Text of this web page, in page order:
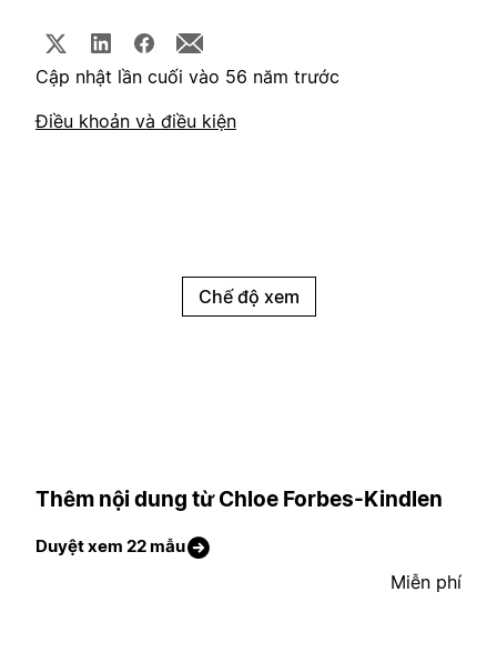
Cập nhật lần cuối vào 56 năm trước
Điều khoản và điều kiện
Chế độ xem
Thêm nội dung từ Chloe Forbes-Kindlen
Duyệt xem 22 mẫu
Miễn phí